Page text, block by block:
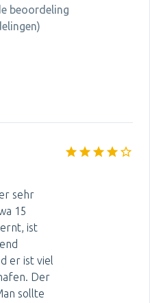
beoordeling
)
sehr
15
ist
er ist viel
Der
sollte